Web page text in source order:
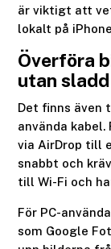
är viktigt att
lokalt på
Överföra
utan sladd
Det finns även
använda
via AirDrop till
snabbt och
till Wi-Fi och
För PC-
som Google